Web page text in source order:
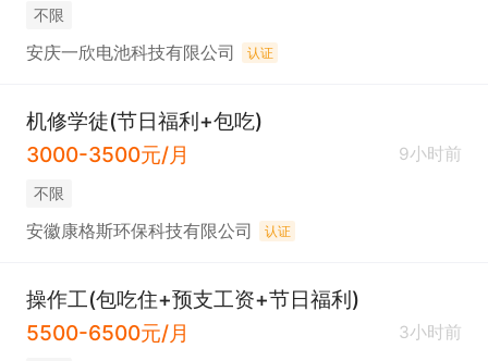
不限
安庆一欣电池科技有限公司 认证
机修学徒(节日福利+包吃)
3000-3500元/月
9小时前
不限
安徽康格斯环保科技有限公司 认证
操作工(包吃住+预支工资+节日福利)
5500-6500元/月
3小时前